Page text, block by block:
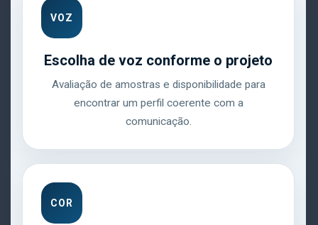
VOZ
Escolha de voz conforme o projeto
Avaliação de amostras e disponibilidade para
encontrar um perfil coerente com a
comunicação.
COR